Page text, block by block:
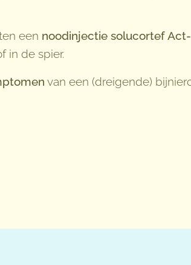
een noodinjectie solucortef
in de spier.
van een (dreigende)